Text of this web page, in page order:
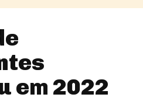
em 2022